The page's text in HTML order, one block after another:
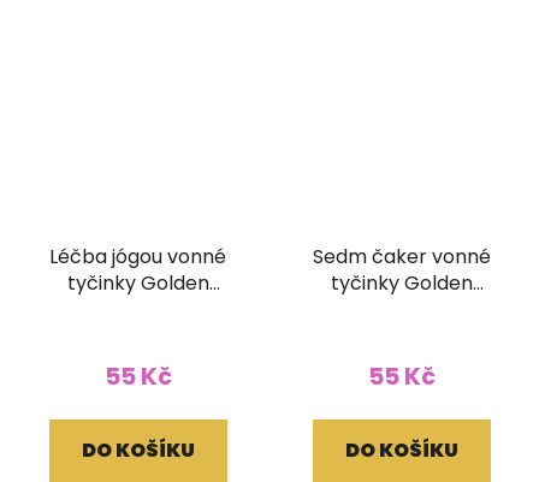
Léčba jógou vonné
tyčinky Golden
55 Kč
DO KOŠÍKU
Sedm čaker vonné
tyčinky Golden
55 Kč
DO KOŠÍKU